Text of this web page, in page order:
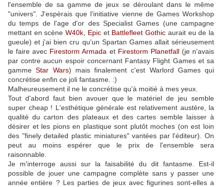
l'ensemble de sa gamme de jeux se déroulant dans le même
"univers". J'espèrais que l'initiative vienne de Games Workshop
du temps de l'age d'or des Specialist Games (une campagne
mettant en scèneW40k Epicet Battlefleet Gothic aurait eu de la
gueule) et j'ai bien cru qu'un Spartan Games allait sérieusement
le faire avec Firestorm Armada et Firestorm Planetfall(je n'avais
par contre aucun espoir concernant Fantasy Flight Games et sa
gammeStar Wars) mais finalement c'est Warlord Games qui
concrétise enfin ce joli fantasme. :)
Malheureusement il ne le concrétise qu'à moitié à mes yeux.
Tout d'abord faut bien avouer que le matériel de jeu semble
super cheap ! L'esthétique générale est relativement austère, la
qualité du carton des plateaux et des cartes semble laisser à
désirer et les pions en plastique sont plutôt moches (on est loin
des "finely detailed plastic miniatures" vantées par l'éditeur). On
peut au moins espérer que le prix de l'ensemble sera
raisonnable.
Je m'interroge aussi sur la faisabilité du dit fantasme. Est-il
possible de jouer une campagne complète sans y passer une
année entière ? Les parties de jeux avec figurines sont-elles a